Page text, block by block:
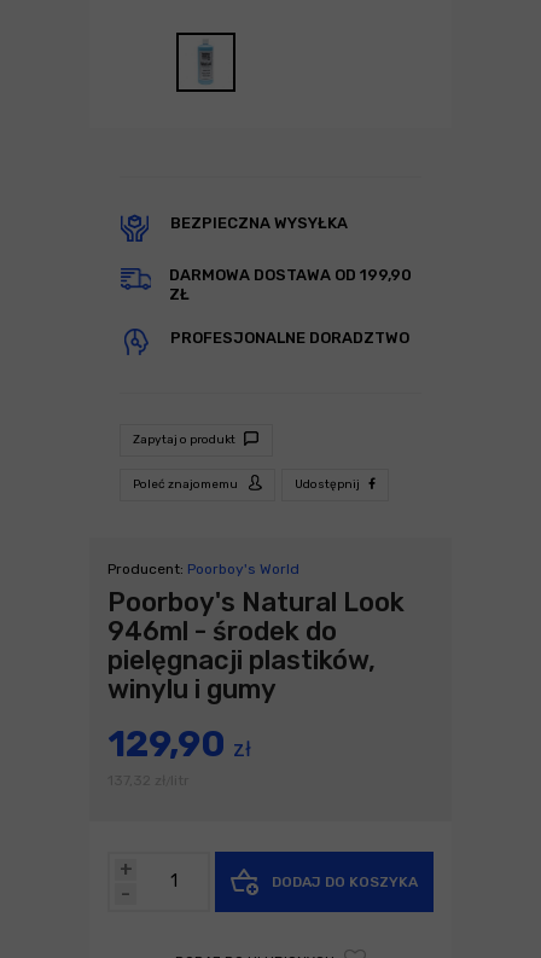
BEZPIECZNA WYSYŁKA
DARMOWA DOSTAWA OD 199,90
ZŁ
PROFESJONALNE DORADZTWO
Zapytaj o produkt
Poleć znajomemu Udostępnij
Producent: Poorboy's World
Poorboy's Natural Look
946ml - środek do
pielęgnacji plastików,
winylu i gumy
129,90 zł
-
+
DODAJ DO KOSZYKA